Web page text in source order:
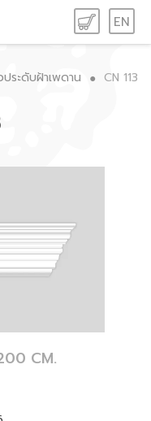
EN
ประดับฝ้าเพดาน ● CN 113
CM.